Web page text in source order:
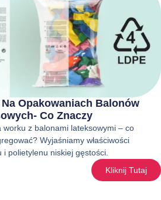
Opakowaniach Balonów
Co Znaczy
worku z balonami lateksowymi – co
Wyjaśniamy właściwości
i polietylenu niskiej gęstości.
Kliknij Tutaj